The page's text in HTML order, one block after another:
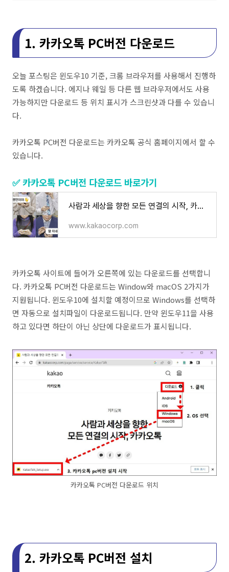
1. 카카오톡 PC버전 다운로드
오늘 포스팅은 윈도우10 기준, 크롬 브라우저를 사용해서 진행하
도록 하겠습니다. 에지나 웨일 등 다른 웹 브라우저에서도 사용
가능하지만 다운로드 등 위치 표시가 스크린샷과 다를 수 있습니
다.
카카오톡 PC버전 다운로드는 카카오톡 공식 홈페이지에서 할 수
있습니다.
✅ 카카오톡 PC버전 다운로드 바로가기
사람과 세상을 향한 모든 연결의 시작, 카카오톡
www.kakaocorp.com
카카오톡 사이트에 들어가 오른쪽에 있는 다운로드를 선택합니
다. 카카오톡 PC버전 다운로드는 Window와 macOS 2가지가
지원됩니다. 윈도우10에 설치할 예정이므로 Windows를 선택하
면 자동으로 설치파일이 다운로드됩니다. 만약 윈도우11을 사용
하고 있다면 하단이 아닌 상단에 다운로드가 표시됩니다.
카카오톡 PC버전 다운로드 위치
2. 카카오톡 PC버전 설치